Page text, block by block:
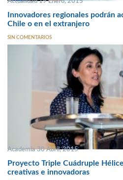
Innovadores regionales podrán
Chile o en el extranjero
SIN COMENTARIOS
Academia 30 Abril, 2015
Proyecto Triple Cuádruple
creativas e innovadoras